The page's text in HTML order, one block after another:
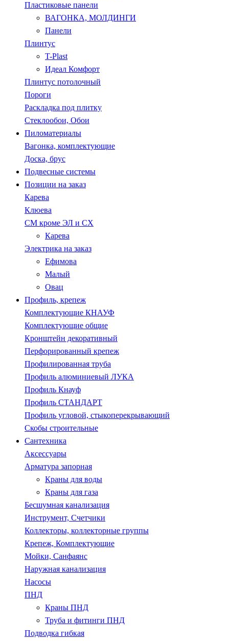
Пластиковые панели
ВАГОНКА, МОЛДИНГИ
Панели
Плинтус
T-Plast
Идеал Комфорт
Плинтус потолочный
Пороги
Раскладка под плитку
Стеклообои, Обои
Пиломатериалы
Вагонка, комплектующие
Доска, брус
Подвесные системы
Позиции на заказ
Карева
Клюева
СМ кроме ЭЛ и СХ
Карева
Электрика на заказ
Ефимова
Малый
Овац
Профиль, крепеж
Комплектующие КНАУФ
Комплектующие общие
Кронштейн декоративный
Перфорированный крепеж
Профилированная труба
Профиль алюминиевый ЛУКА
Профиль Кнауф
Профиль СТАНДАРТ
Профиль угловой, стыкоперекрывающий
Скобы строительные
Сантехника
Аксессуары
Арматура запорная
Краны для воды
Краны для газа
Бесшумная канализация
Инструмент, Счетчики
Коллекторы, коллекторные группы
Крепеж, Комплектующие
Мойки, Санфаянс
Наружная канализация
Насосы
ПНД
Краны ПНД
Труба и фитинги ПНД
Подводка гибкая